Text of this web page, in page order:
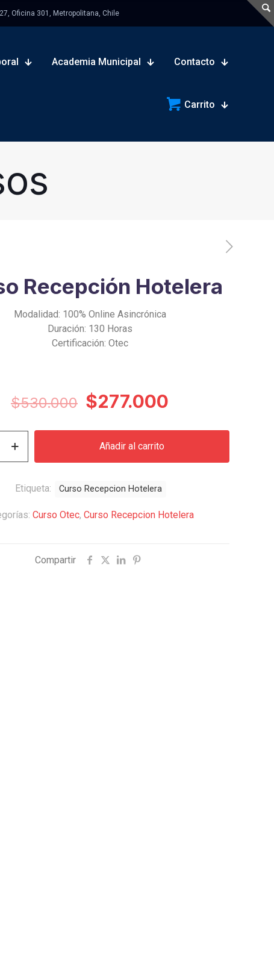
Oficina 301, Metropolitana, Chile
Academia Municipal Contacto
Carrito
Recepción Hotelera
Modalidad: 100% Online Asincrónica
Duración: 130 Horas
Certificación: Otec
$530.000 El
original
era:
$277.000
actual
Añadir al carrito
Curso Otec, Curso Recepcion Hotelera
Etiqueta: Curso Recepcion Hotelera
Compartir